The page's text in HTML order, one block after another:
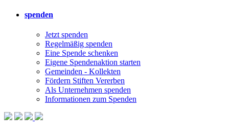
spenden
Jetzt spenden
Regelmäßig spenden
Eine Spende schenken
Eigene Spendenaktion starten
Gemeinden - Kollekten
Fördern Stiften Vererben
Als Unternehmen spenden
Informationen zum Spenden